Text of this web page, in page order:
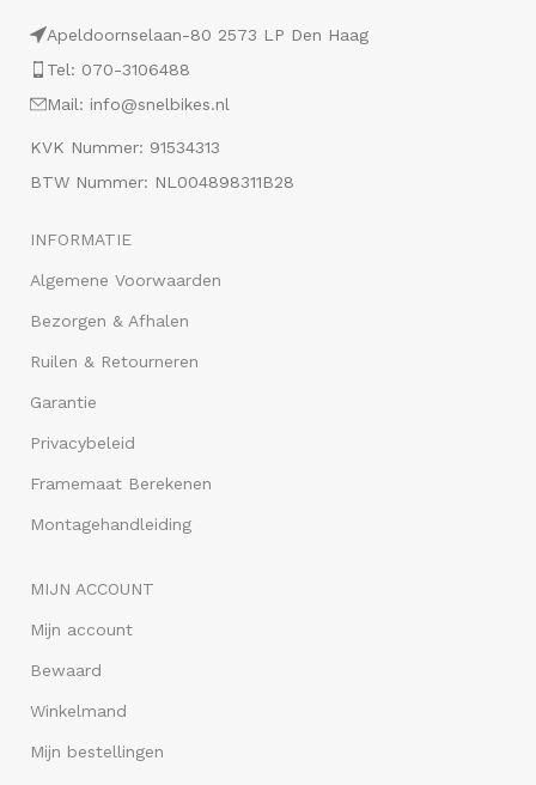
Apeldoornselaan-80 2573 LP Den Haag
Tel: 070-3106488
Mail: info@snelbikes.nl
KVK Nummer: 91534313
BTW Nummer: NL004898311B28
INFORMATIE
Algemene Voorwaarden
Bezorgen & Afhalen
Ruilen & Retourneren
Garantie
Privacybeleid
Framemaat Berekenen
Montagehandleiding
MIJN ACCOUNT
Mijn account
Bewaard
Winkelmand
Mijn bestellingen